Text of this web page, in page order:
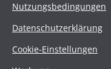
Nutzungsbedingungen
Datenschutzerklärung
Cookie-Einstellungen